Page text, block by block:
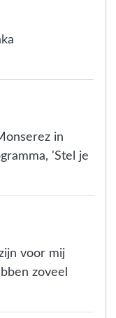
in
'Stel je
voor mij
zoveel